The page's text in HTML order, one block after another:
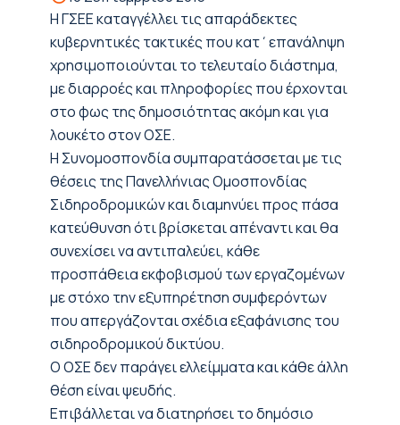
H ΓΣΕΕ καταγγέλλει τις απαράδεκτες
κυβερνητικές τακτικές που κατ΄επανάληψη
χρησιμοποιούνται το τελευταίο διάστημα,
με διαρροές και πληροφορίες που έρχονται
στο φως της δημοσιότητας ακόμη και για
λουκέτο στον ΟΣΕ.
Η Συνομοσπονδία συμπαρατάσσεται με τις
θέσεις της Πανελλήνιας Ομοσπονδίας
Σιδηροδρομικών και διαμηνύει προς πάσα
κατεύθυνση ότι βρίσκεται απέναντι και θα
συνεχίσει να αντιπαλεύει, κάθε
προσπάθεια εκφοβισμού των εργαζομένων
με στόχο την εξυπηρέτηση συμφερόντων
που απεργάζονται σχέδια εξαφάνισης του
σιδηροδρομικού δικτύου.
Ο ΟΣΕ δεν παράγει ελλείμματα και κάθε άλλη
θέση είναι ψευδής.
Επιβάλλεται να διατηρήσει το δημόσιο